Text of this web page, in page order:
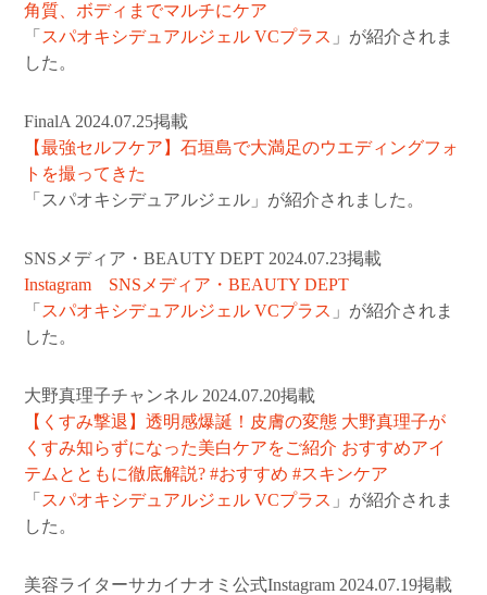
角質、ボディまでマルチにケア
「 スパオキシデュアルジェル VCプラス 」が紹介されま
した。
FinalA 2024.07.25掲載
【最強セルフケア】石垣島で大満足のウエディングフォ
トを撮ってきた
「スパオキシデュアルジェル」が紹介されました。
SNSメディア・BEAUTY DEPT 2024.07.23掲載
Instagram SNSメディア・BEAUTY DEPT
「 スパオキシデュアルジェル VCプラス 」が紹介されま
した。
大野真理子チャンネル 2024.07.20掲載
【くすみ撃退】透明感爆誕！皮膚の変態 大野真理子が
くすみ知らずになった美白ケアをご紹介 おすすめアイ
テムとともに徹底解説? #おすすめ #スキンケア
「 スパオキシデュアルジェル VCプラス 」が紹介されま
した。
美容ライターサカイナオミ公式Instagram 2024.07.19掲載